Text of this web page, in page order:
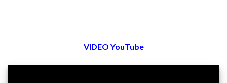
VIDEO YouTube